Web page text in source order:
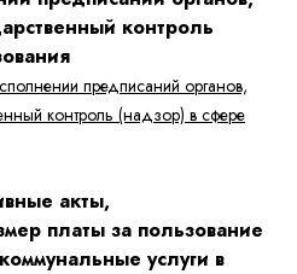
контроль
предписаний органов,
контроль (надзор) в сфере
акты,
платы за пользование
услуги в